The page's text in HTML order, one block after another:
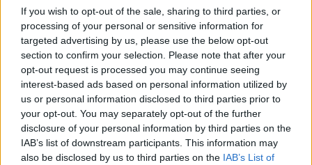
If you wish to opt-out of the sale, sharing to third parties, or
processing of your personal or sensitive information for
targeted advertising by us, please use the below opt-out
section to confirm your selection. Please note that after your
opt-out request is processed you may continue seeing
interest-based ads based on personal information utilized by
us or personal information disclosed to third parties prior to
your opt-out. You may separately opt-out of the further
disclosure of your personal information by third parties on the
IAB’s list of downstream participants. This information may
also be disclosed by us to third parties on the IAB’s List of
Žiūrimiausi įrašai
00:00:30
Vaizdai iš tragiškos avarijos Vilniaus r.: dviejų moterų ir
vaiko gyvybių išgelbėti nepavyko